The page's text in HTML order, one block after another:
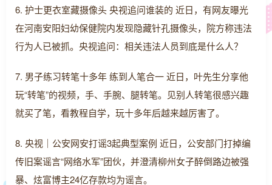
6. 护士更衣室藏摄像头 央视追问谁装的 近日，有网友曝光
在河南安阳妇幼保健院内发现隐藏针孔摄像头，院方称违法
行为人已被抓。央视追问：相关违法人员到底是什么人？
7. 男子练习转笔十多年 练到人笔合一 近日，叶先生分享他
玩“转笔”的视频，手、手腕、腿转笔。见别人转笔很感兴趣
就买了笔，看教程自学，玩十多年后越来越厉害了。
8. 央视｜公安网安打谣3起典型案例 近日，公安部门打掉编
传旧案谣言“网络水军”团伙，并澄清柳州女子醉倒路边被强
暴、炫富博主24亿存款均为谣言。